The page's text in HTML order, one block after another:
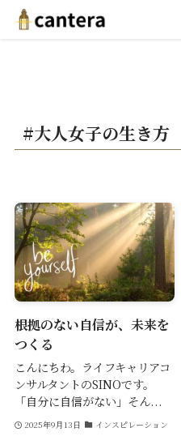
#大人女子の生き方
根拠のない自信が、未来を
つくる
こんにちわ。ライフキャリアコ
ンサルタントのSINOです。
「自分に自信がない」そん...
2025年9月13日 インスピレーション